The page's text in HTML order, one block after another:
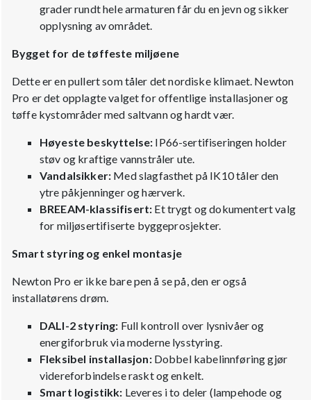
grader rundt hele armaturen får du en jevn og sikker
opplysning av området.
Bygget for de tøffeste miljøene
Dette er en pullert som tåler det nordiske klimaet. Newton
Pro er det opplagte valget for offentlige installasjoner og
tøffe kystområder med saltvann og hardt vær.
Høyeste beskyttelse: IP66-sertifiseringen holder
støv og kraftige vannstråler ute.
Vandalsikker: Med slagfasthet på IK10 tåler den
ytre påkjenninger og hærverk.
BREEAM-klassifisert: Et trygt og dokumentert valg
for miljøsertifiserte byggeprosjekter.
Smart styring og enkel montasje
Newton Pro er ikke bare pen å se på, den er også
installatørens drøm.
DALI-2 styring: Full kontroll over lysnivåer og
energiforbruk via moderne lysstyring.
Fleksibel installasjon:Dobbel kabelinnføring gjør
videreforbindelse raskt og enkelt.
Smart logistikk: Leveres i to deler (lampehode og